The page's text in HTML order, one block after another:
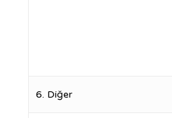
6. Diğer